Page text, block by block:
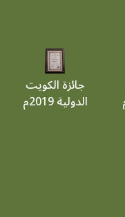
جائزة الكويت
الدولية 2019م